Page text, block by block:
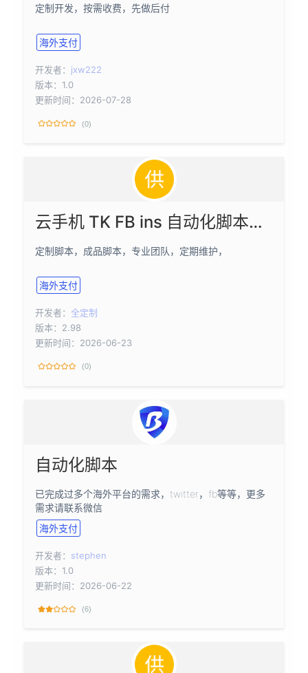
定制开发，按需收费，先做后付
海外支付
开发者： jxw222
版本：1.0
更新时间：2026-07-28
(0)
云手机 TK FB ins 自动化脚本，采集，群发，顶贴
定制脚本，成品脚本，专业团队，定期维护，
海外支付
开发者： 全定制
版本：2.98
更新时间：2026-06-23
(0)
自动化脚本
已完成过多个海外平台的需求，twitter，fb等等，更多
需求请联系微信
海外支付
开发者： stephen
版本：1.0
更新时间：2026-06-22
(6)